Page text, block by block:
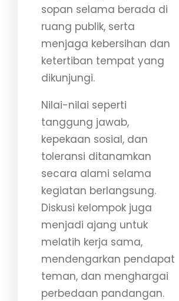
sopan selama berada di
ruang publik, serta
menjaga kebersihan dan
ketertiban tempat yang
dikunjungi.
Nilai-nilai seperti
tanggung jawab,
kepekaan sosial, dan
toleransi ditanamkan
secara alami selama
kegiatan berlangsung.
Diskusi kelompok juga
menjadi ajang untuk
melatih kerja sama,
mendengarkan pendapat
teman, dan menghargai
perbedaan pandangan.